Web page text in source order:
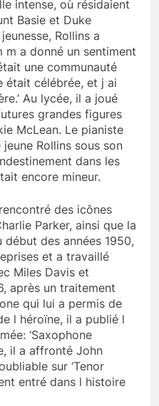
intense, où résidaient
Basie et Duke
Rollins a
m a donné un sentiment
une communauté
était célébrée, et j ai
Au lycée, il a joué
grandes figures
McLean. Le pianiste
Rollins sous son
dans les
encore mineur.
des icônes
Parker, ainsi que la
des années 1950,
et a travaillé
Miles Davis et
après un traitement
qui lui a permis de
l héroïne, il a publié l
‘Saxophone
il a affronté John
sur ‘Tenor
entré dans l histoire